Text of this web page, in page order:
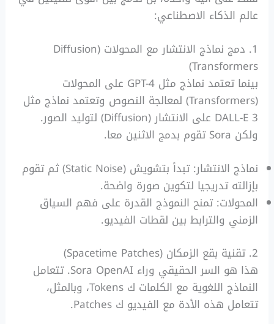
عالم الذكاء الاصطناعي:
1. دمج نماذج الانتشار مع المحولات (Diffusion
Transformers)
بينما تعتمد نماذج مثل GPT-4 على المحولات
(Transformers) لمعالجة النصوص وتعتمد نماذج مثل
DALL-E 3 على الانتشار (Diffusion) لتوليد الصور.
ولكن Sora تقوم بدمج الاثنين معا.
نماذج الانتشار: تبدأ بتشويش (Static Noise) ثم تقوم
بإزالته تدريجيا لتكوين صورة واضحة.
المحولات: تمنح النموذج القدرة على فهم السياق
الزمني والترابط بين لقطات الفيديو.
2. تقنية بقع الزمكان (Spacetime Patches)
هذا هو السر الحقيقي وراء Sora OpenAI. تتعامل
النماذج اللغوية مع الكلمات ك Tokens، وبالمثل،
تتعامل هذه الأدة مع الفيديو ك Patches.